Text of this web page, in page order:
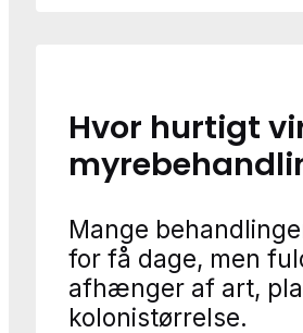
Hvor hurtigt
Mange
for få dage, men
afhænger af art,
kolonistørrelse.